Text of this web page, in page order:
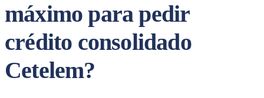
máximo para pedir
crédito consolidado
Cetelem?